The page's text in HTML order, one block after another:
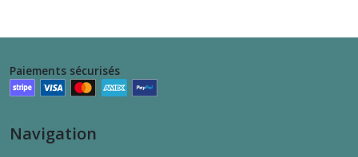
Paiements sécurisés
Navigation